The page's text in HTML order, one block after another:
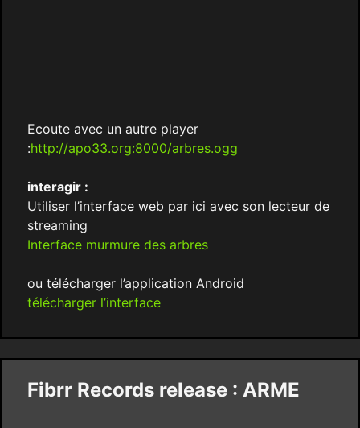
Ecoute avec un autre player
:http://apo33.org:8000/arbres.ogg
interagir :
Utiliser l’interface web par ici avec son lecteur de
streaming
Interface murmure des arbres
ou télécharger l’application Android
télécharger l’interface
Fibrr Records release : ARME